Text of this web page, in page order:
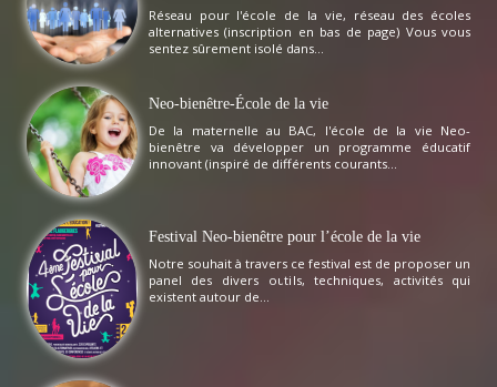
Réseau pour l'école de la vie, réseau des écoles
alternatives (inscription en bas de page) Vous vous
sentez sûrement isolé dans...
Neo-bienêtre-École de la vie
De la maternelle au BAC, l'école de la vie Neo-
bienêtre va développer un programme éducatif
innovant (inspiré de différents courants...
Festival Neo-bienêtre pour l’école de la vie
Notre souhait à travers ce festival est de proposer un
panel des divers outils, techniques, activités qui
existent autour de...